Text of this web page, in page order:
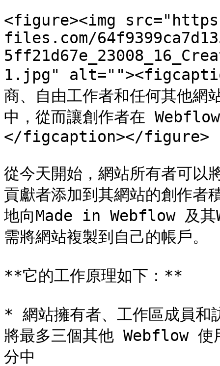
<figure><img
files.com/
1.jpg"
商、自由工作者和任何其他網
中，從而讓創作者在
</figcaption></figure>
從今天開始，網站所有者可以
貢獻者添加到其網站的創作
地向Made in Webflow 及其
需將網站複製到自己的帳戶。
**它的工作原理如下：**
* 網站擁有者、工作區成員和
將最多三個其他 Webflow 使
分中